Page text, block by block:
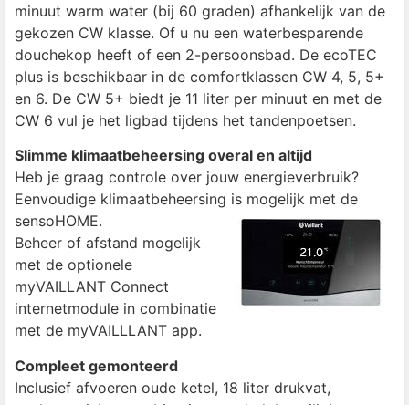
minuut warm water (bij 60 graden) afhankelijk van de
gekozen CW klasse. Of u nu een waterbesparende
douchekop heeft of een 2-persoonsbad. De ecoTEC
plus is beschikbaar in de comfortklassen CW 4, 5, 5+
en 6. De CW 5+ biedt je 11 liter per minuut en met de
CW 6 vul je het ligbad tijdens het tandenpoetsen.
Slimme klimaatbeheersing overal en altijd
Heb je graag controle over jouw energieverbruik?
Eenvoudige klimaatbeheersing is mogelijk met de
sensoHOME.
Beheer of afstand mogelijk
met de optionele
myVAILLANT Connect
internetmodule in combinatie
met de myVAILLLANT app.
Compleet gemonteerd
Inclusief afvoeren oude ketel, 18 liter drukvat,